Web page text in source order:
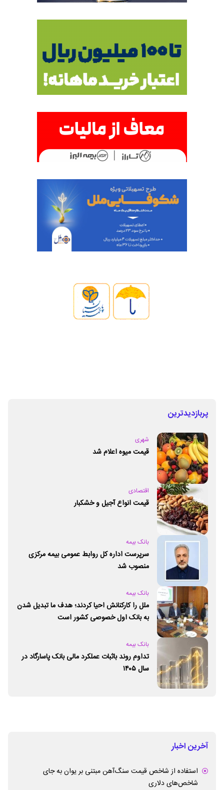
پربازدیدترین
شهری
قیمت میوه اعلام شد
اقتصادی
قیمت انواع آجیل و خشکبار
بانک بیمه
سرپرست اداره کل روابط عمومی بیمه مرکزی
منصوب شد
بانک بیمه
ملل را کارکنانش احیا کردند؛ هدف ما تبدیل شدن
به بانک اول خصوصی کشور است
بانک بیمه
تداوم روند باثبات عملکرد مالی بانک پاسارگاد در
سال ۱۴۰۵
آخرین اخبار
استفاده از شاخص قیمت سنگ‌آهن مبتنی بر یوان به جای
شاخص‌های دلاری